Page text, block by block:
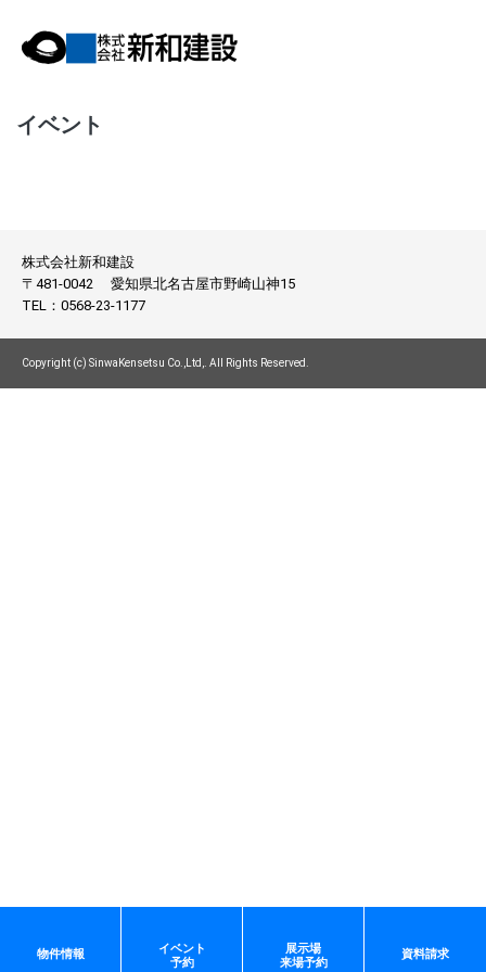
イベント
株式会社新和建設
〒481-0042
愛知県北名古屋市野崎山神15
TEL： 0568-23-1177
Copyright (c) SinwaKensetsu Co.,Ltd,. All Rights Reserved.
物件情報
イベント
予約
展示場
来場予約
資料請求